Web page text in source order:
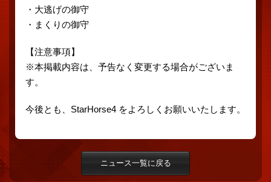
・大逃げの御守
・まくりの御守
【注意事項】
※本掲載内容は、予告なく変更する場合がございま
す。
今後とも、StarHorse4 をよろしくお願いいたします。
ニュース一覧に戻る